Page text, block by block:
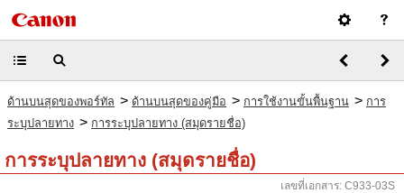
ด้านบนสุดของพอร์ทัล > ด้านบนสุดของคู่มือ > การใช้งานขั้นพื้นฐาน > การ
ระบุปลายทาง > การระบุปลายทาง (สมุดรายชื่อ)
การระบุปลายทาง (สมุดรายชื่อ)
เลขที่เอกสาร: C933-03S